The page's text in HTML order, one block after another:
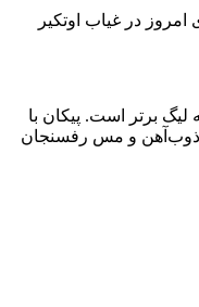
در غیاب اوتکیر
برتر است. پیکان با
ذوب‌آهن و مس رفسنجان